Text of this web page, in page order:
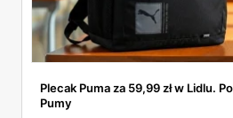
Plecak Puma za 59,99 zł w Lidlu.
Pumy